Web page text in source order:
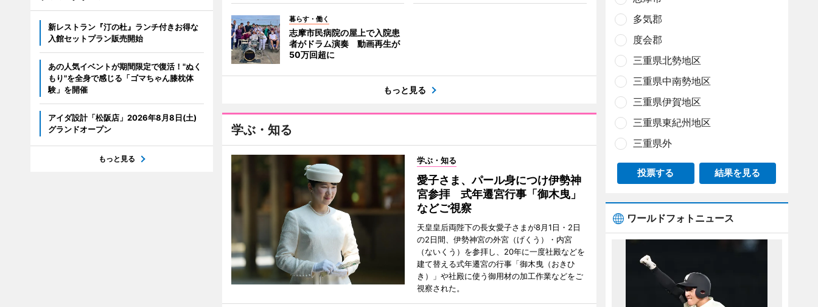
暮らす・働く
志摩市民病院の屋上で入院患
者がドラム演奏 動画再生が
50万回超に
もっと見る
学ぶ・知る
学ぶ・知る
愛子さま、パール身につけ伊勢神
宮参拝 式年遷宮行事「御木曳」
などご視察
天皇皇后両陛下の長女愛子さまが8月1日・2日
の2日間、伊勢神宮の外宮（げくう）・内宮
（ないくう）を参拝し、20年に一度社殿などを
建て替える式年遷宮の行事「御木曳（おきひ
き）」や社殿に使う御用材の加工作業などをご
視察された。
新レストラン『汀の杜』ランチ付きお得な
入館セットプラン販売開始
あの人気イベントが期間限定で復活！"ぬく
もり"を全身で感じる「ゴマちゃん膝枕体
験」を開催
アイダ設計「松阪店」2026年8月8日(土)
グランドオープン
もっと見る
多気郡
度会郡
三重県北勢地区
三重県中南勢地区
三重県伊賀地区
三重県東紀州地区
三重県外
投票する 結果を見る
ワールドフォトニュース